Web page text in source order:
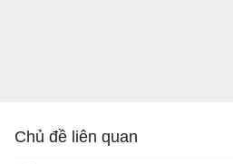
Chủ đề liên quan